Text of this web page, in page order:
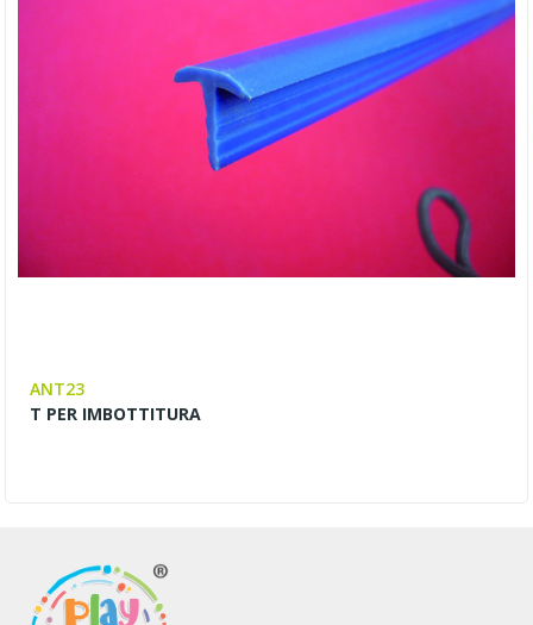
ANT23
T PER IMBOTTITURA